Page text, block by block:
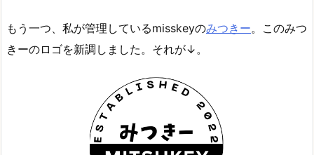
もう一つ、私が管理しているmisskeyのみつきー。このみつ
きーのロゴを新調しました。それが↓。